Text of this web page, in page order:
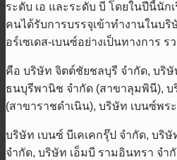
ระดับ เอ และระดับ บี โดยในปีนี้นัก
คนได้รับการบรรจุเข้าทำงานในบ
อร์เซเดส-เบนซ์อย่างเป็นทางการ
คือ บริษัท จิตต์ชัยชลบุรี จำกัด, บริ
ธนบุรีพานิช จำกัด (สาขาลุมพินี),
(สาขาราชดำเนิน), บริษัท เบนซ์พร
บริษัท เบนซ์ บีเคเคกรุ๊ป จำกัด, บริษั
จำกัด, บริษัท เอ็มบี รามอินทรา จำ